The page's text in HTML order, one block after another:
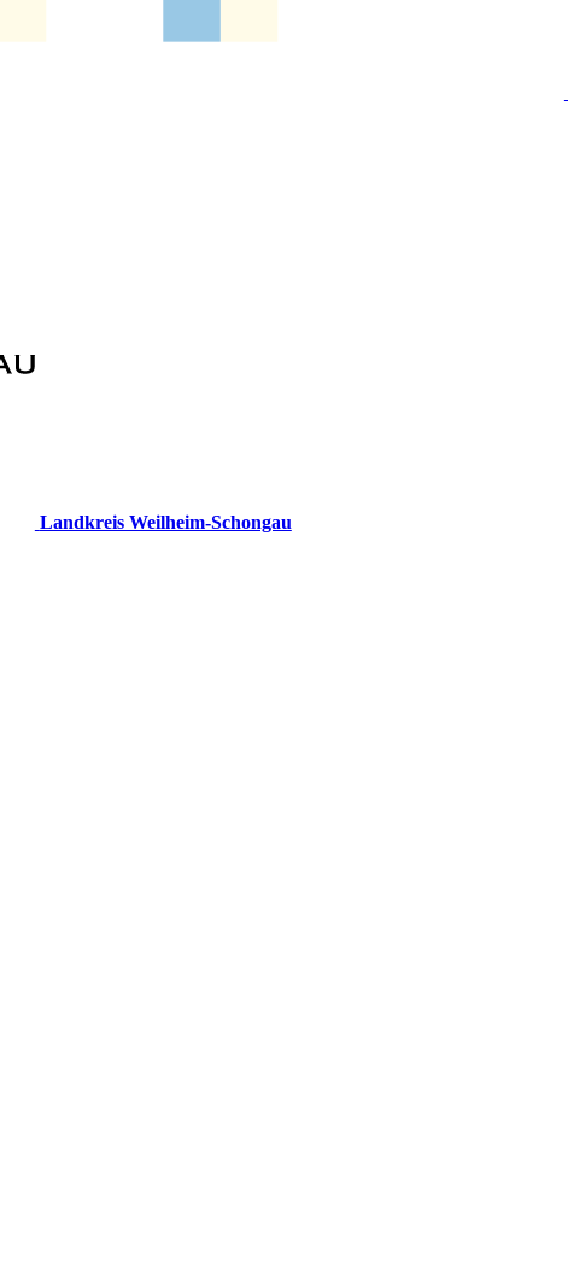
Landkreis Weilheim-Schongau